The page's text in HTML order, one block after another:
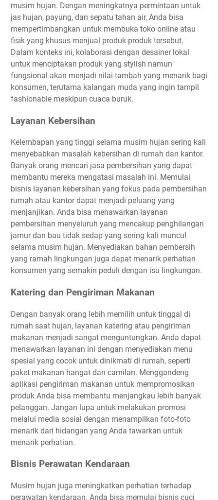
musim hujan. Dengan meningkatnya permintaan untuk
jas hujan, payung, dan sepatu tahan air, Anda bisa
mempertimbangkan untuk membuka toko online atau
fisik yang khusus menjual produk-produk tersebut.
Dalam konteks ini, kolaborasi dengan desainer lokal
untuk menciptakan produk yang stylish namun
fungsional akan menjadi nilai tambah yang menarik bagi
konsumen, terutama kalangan muda yang ingin tampil
fashionable meskipun cuaca buruk.
Layanan Kebersihan
Kelembapan yang tinggi selama musim hujan sering kali
menyebabkan masalah kebersihan di rumah dan kantor.
Banyak orang mencari jasa pembersihan yang dapat
membantu mereka mengatasi masalah ini. Memulai
bisnis layanan kebersihan yang fokus pada pembersihan
rumah atau kantor dapat menjadi peluang yang
menjanjikan. Anda bisa menawarkan layanan
pembersihan menyeluruh yang mencakup penghilangan
jamur dan bau tidak sedap yang sering kali muncul
selama musim hujan. Menyediakan bahan pembersih
yang ramah lingkungan juga dapat menarik perhatian
konsumen yang semakin peduli dengan isu lingkungan.
Katering dan Pengiriman Makanan
Dengan banyak orang lebih memilih untuk tinggal di
rumah saat hujan, layanan katering atau pengiriman
makanan menjadi sangat menguntungkan. Anda dapat
menawarkan layanan ini dengan menyediakan menu
spesial yang cocok untuk dinikmati di rumah, seperti
paket makanan hangat dan camilan. Menggandeng
aplikasi pengiriman makanan untuk mempromosikan
produk Anda bisa membantu menjangkau lebih banyak
pelanggan. Jangan lupa untuk melakukan promosi
melalui media sosial dengan menampilkan foto-foto
menarik dari hidangan yang Anda tawarkan untuk
menarik perhatian.
Bisnis Perawatan Kendaraan
Musim hujan juga meningkatkan perhatian terhadap
perawatan kendaraan. Anda bisa memulai bisnis cuci